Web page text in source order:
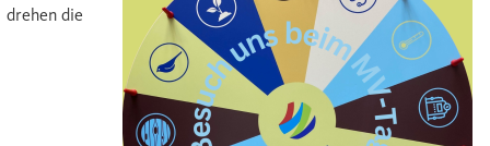
drehen die